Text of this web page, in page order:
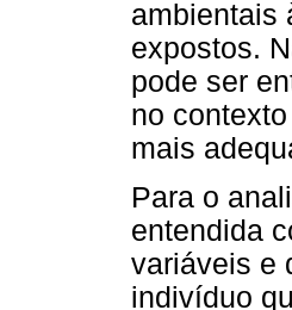
ambientais
expostos.
pode ser
no
mais
Para o
entendida
variáveis e
indivíduo